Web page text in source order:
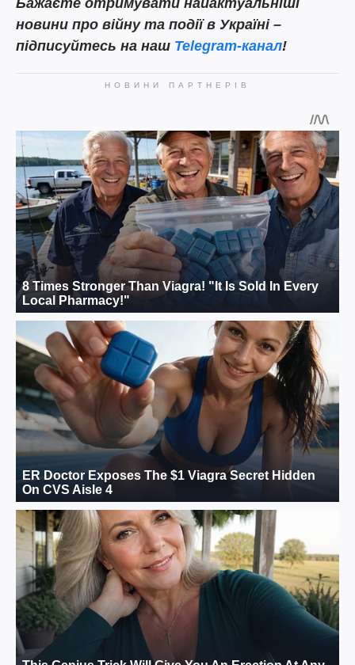
Бажаєте отримувати найактуальніші
новини про війну та події в Україні –
підписуйтесь на наш Telegram-канал!